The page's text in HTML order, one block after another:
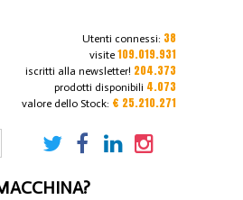
Utenti connessi: 38
visite 109.019.931
iscritti alla newsletter! 204.373
prodotti disponibili 4.073
valore dello Stock: € 25.210.271